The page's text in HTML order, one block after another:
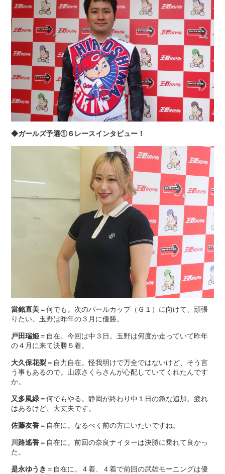
◆ガールズ予選①６レースインタビュー！
當銘直美＝何でも。次のパールカップ（Ｇ１）に向けて、頑張
りたい。玉野は昨年の３月に優勝。
戸田瑞姫＝自在。今回は中３日。玉野は何度か走っていて昨年
の４月に来て決勝５着。
大久保花梨＝自力自在。怪我明けで万全ではないけど、そう言
う事もあるので。山原さくらさんが心配していてくれたんです
か。
又多風緑＝何でもやる。静岡が終わり中１日の急な追加。疲れ
はあるけど、大丈夫です。
佐藤友香＝自在に。なるべく前の方にいたいですね。
川路遙香＝自在に。前回の奈良ナイターは決勝に乗れて良かっ
た。
是永ゆうき ＝自在に。４着、４着で前回の武雄モーニングは優